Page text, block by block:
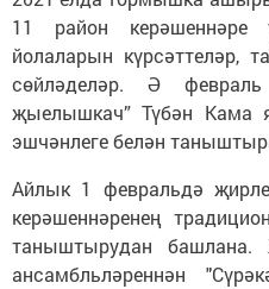
11 район керәшеннәре
йолаларын күрсәттеләр,
сөйләделәр. Ә
җыелышкач” Түбән Кама
эшчәнлеге белән
Айлык 1 февральдә
керәшеннәренең
таныштырудан башлана.
ансамбльләреннән